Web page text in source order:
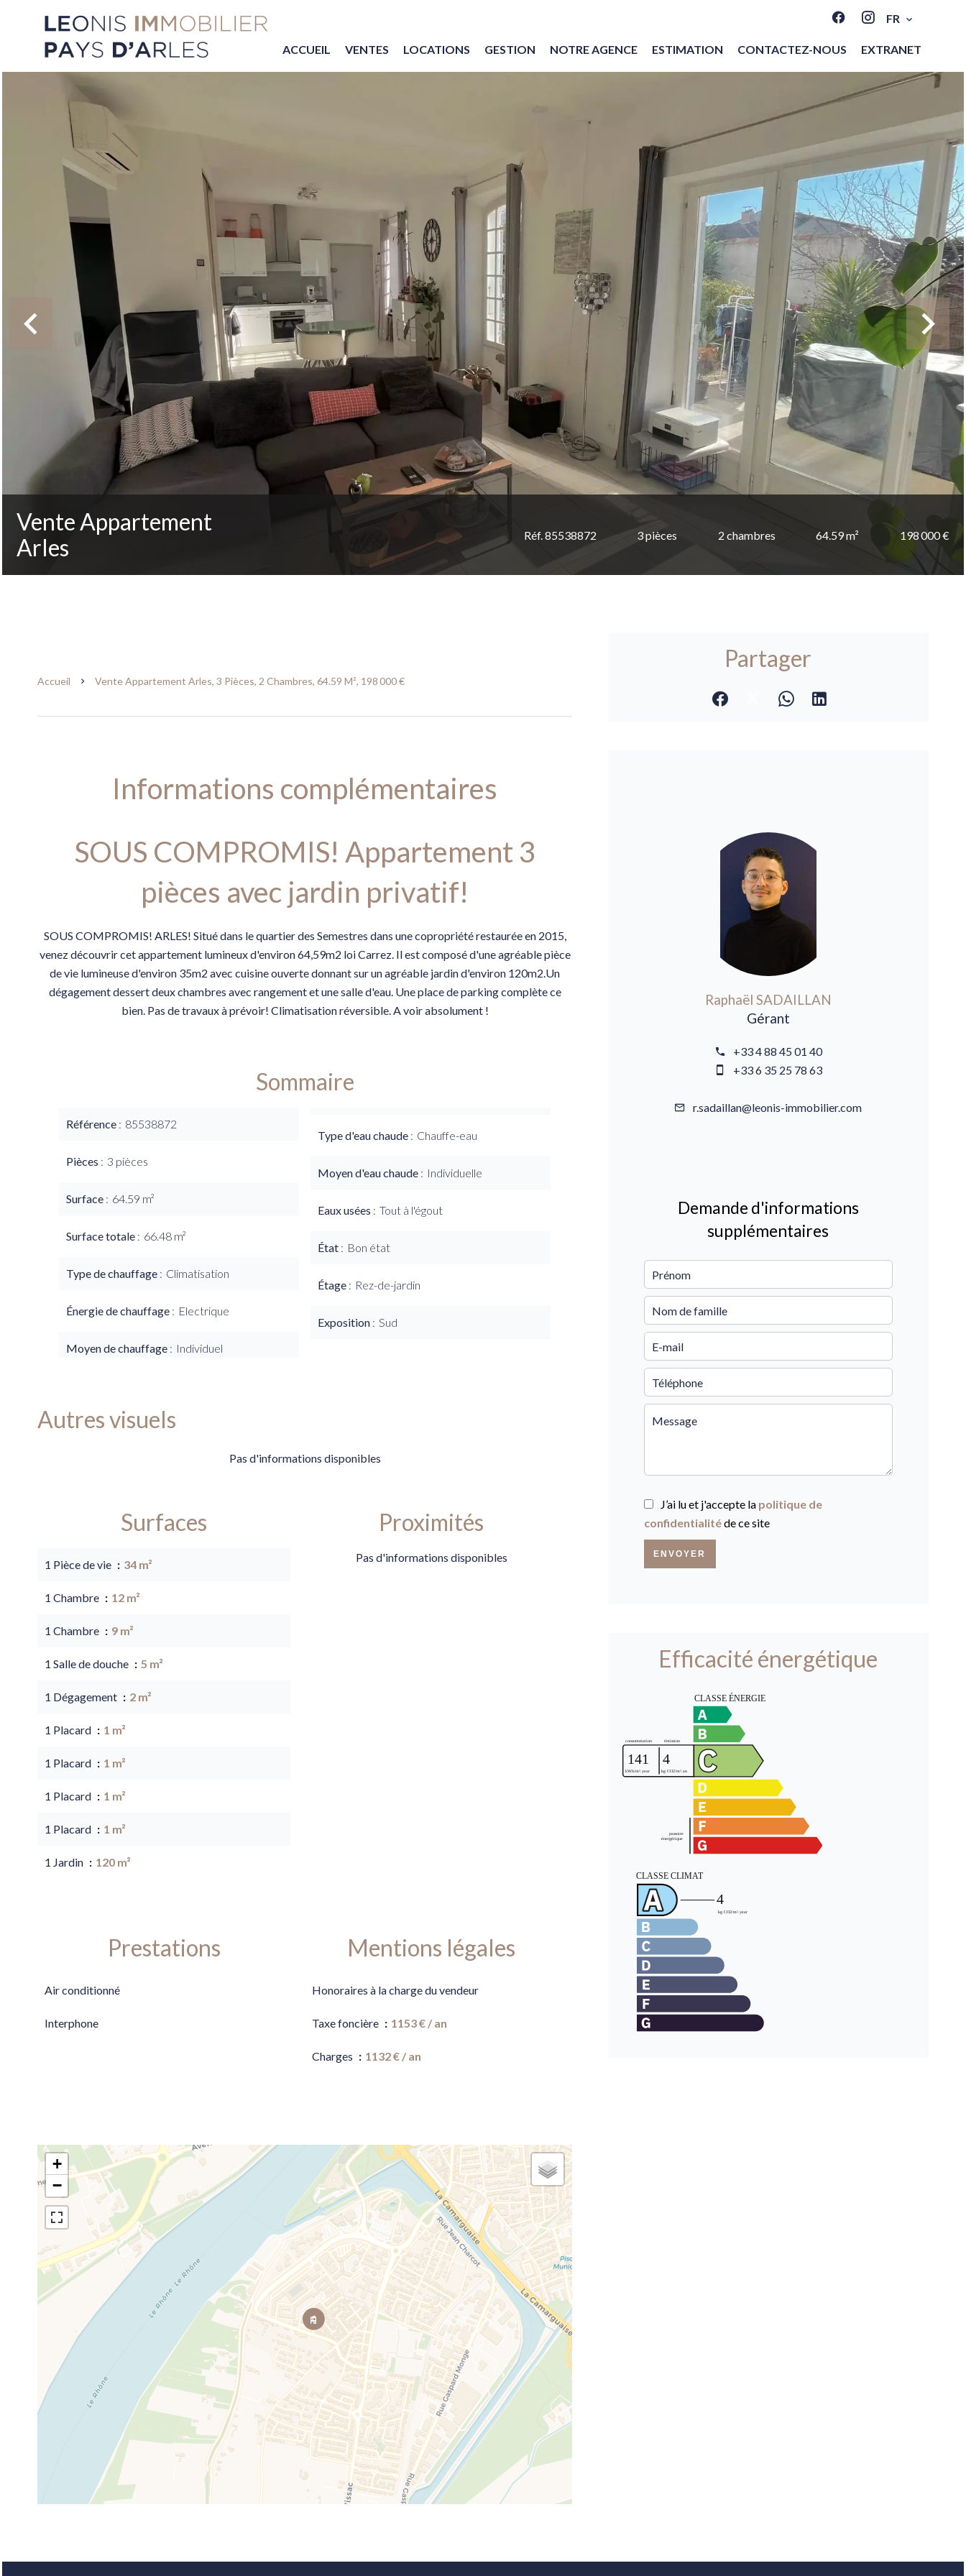
FR
ACCUEIL VENTES LOCATIONS GESTION NOTRE AGENCE ESTIMATION CONTACTEZ-NOUS EXTRANET
Vente Appartement
Arles
Réf. 85538872 3 pièces 2 chambres 64.59 m² 198 000 €
Accueil Vente Appartement Arles, 3 Pièces, 2 Chambres, 64.59 M², 198 000 €
Informations complémentaires
SOUS COMPROMIS! Appartement 3
pièces avec jardin privatif!
SOUS COMPROMIS! ARLES! Situé dans le quartier des Semestres dans une copropriété restaurée en 2015,
venez découvrir cet appartement lumineux d'environ 64,59m2 loi Carrez. Il est composé d'une agréable pièce
de vie lumineuse d'environ 35m2 avec cuisine ouverte donnant sur un agréable jardin d'environ 120m2.Un
dégagement dessert deux chambres avec rangement et une salle d'eau. Une place de parking complète ce
bien. Pas de travaux à prévoir! Climatisation réversible. A voir absolument !
Sommaire
Référence 85538872
Pièces 3 pièces
Surface 64.59 m²
Surface totale 66.48 m²
Type de chauffage Climatisation
Énergie de chauffage Electrique
Moyen de chauffage Individuel
Type d'eau chaude Chauffe-eau
Moyen d'eau chaude Individuelle
Eaux usées Tout à l'égout
État Bon état
Étage Rez-de-jardin
Exposition Sud
Autres visuels
Pas d'informations disponibles
Surfaces
1 Pièce de vie 34 m²
1 Chambre 12 m²
1 Chambre 9 m²
1 Salle de douche 5 m²
1 Dégagement 2 m²
1 Placard 1 m²
1 Placard 1 m²
1 Placard 1 m²
1 Placard 1 m²
1 Jardin 120 m²
Proximités
Pas d'informations disponibles
Prestations
Air conditionné
Interphone
Mentions légales
Honoraires à la charge du vendeur
Taxe foncière 1153 € / an
Charges 1132 € / an
+
−
Partager
Raphaël SADAILLAN
Gérant
+33 4 88 45 01 40
+33 6 35 25 78 63
r.sadaillan@leonis-immobilier.com
Demande d'informations
supplémentaires
J’ai lu et j'accepte la politique de
confidentialitéde ce site
ENVOYER
Efficacité énergétique